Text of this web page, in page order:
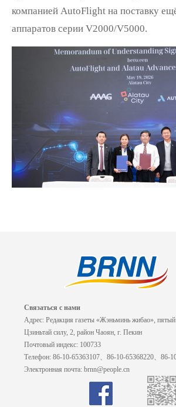
компанией AutoFlight на поставку
аппаратов серии V2000/V5000.
Связаться с нами
Адрес: Редакция газеты «Жэньминь жибао», пятый
Цзиньтай силу, 2, район Чаоян, г. Пекин
Почтовый индекс: 100733
Телефон: 86-10-65363107、86-10-65368220、86-
Электронная почта: brnn@people.cn